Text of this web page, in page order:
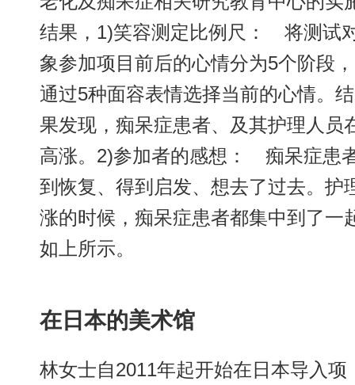
结果，1)笑容测定比例尺： 将测试
象参加项目前后的心情分为5个阶段，
通过5种面容表情选择当前的心情。结
果发现，痴呆症患者、及其护理人员
高涨。2)参加者的感想： 痴呆症患
到恢复、得到启发、想去了过去。护
涨的时候，痴呆症患者都集中到了一
如上所示。
在日本的美术馆
林女士自2011年起开始在日本导入项